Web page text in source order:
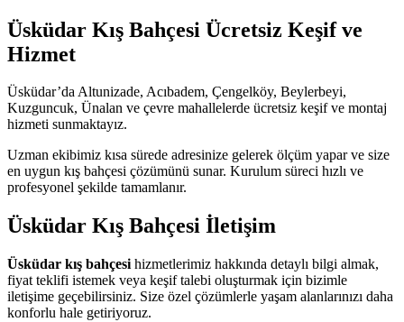
Üsküdar Kış Bahçesi Ücretsiz Keşif ve
Hizmet
Üsküdar’da Altunizade, Acıbadem, Çengelköy, Beylerbeyi,
Kuzguncuk, Ünalan ve çevre mahallelerde ücretsiz keşif ve montaj
hizmeti sunmaktayız.
Uzman ekibimiz kısa sürede adresinize gelerek ölçüm yapar ve size
en uygun kış bahçesi çözümünü sunar. Kurulum süreci hızlı ve
profesyonel şekilde tamamlanır.
Üsküdar Kış Bahçesi İletişim
Üsküdar kış bahçesi hizmetlerimiz hakkında detaylı bilgi almak,
fiyat teklifi istemek veya keşif talebi oluşturmak için bizimle
iletişime geçebilirsiniz. Size özel çözümlerle yaşam alanlarınızı daha
konforlu hale getiriyoruz.